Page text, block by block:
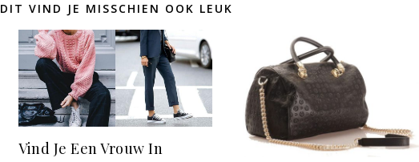
DIT VIND JE MISSCHIEN OOK LEUK
Vind Je Een Vrouw In